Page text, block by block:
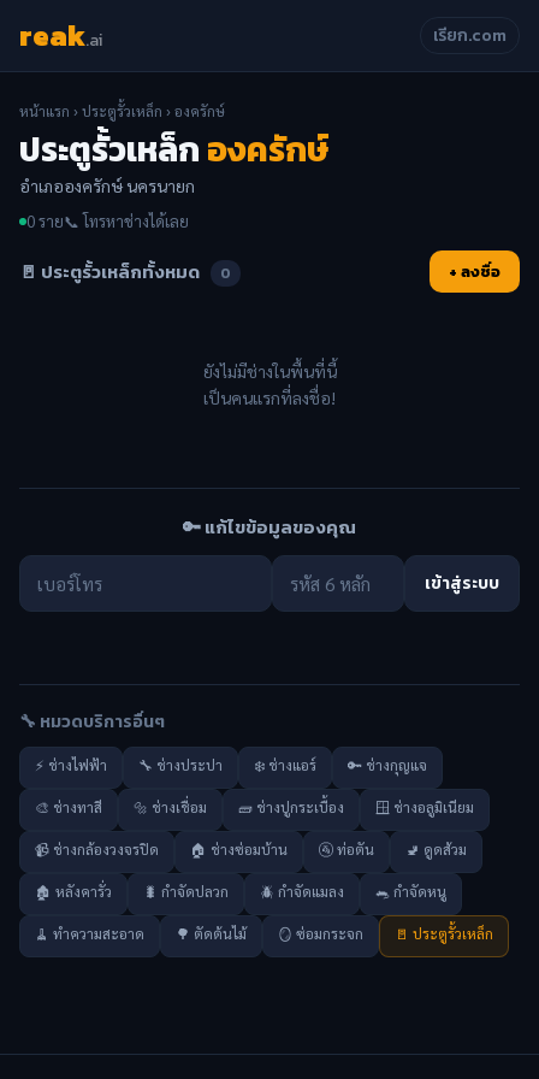
reak.ai เรียก.com
หน้าแรก ›ประตูรั้วเหล็ก › องครักษ์
ประตูรั้วเหล็กองครักษ์
อำเภอองครักษ์ นครนายก
0 ราย📞 โทรหาช่างได้เลย
🚪 ประตูรั้วเหล็กทั้งหมด 0 + ลงชื่อ
ยังไม่มีช่างในพื้นที่นี้
เป็นคนแรกที่ลงชื่อ!
🔑 แก้ไขข้อมูลของคุณ
เข้าสู่ระบบ
🔧 หมวดบริการอื่นๆ
⚡ ช่างไฟฟ้า 🔧 ช่างประปา ❄️ ช่างแอร์ 🔑 ช่างกุญแจ
🎨 ช่างทาสี 🔩 ช่างเชื่อม 🧱 ช่างปูกระเบื้อง 🪟 ช่างอลูมิเนียม
📹 ช่างกล้องวงจรปิด 🏠 ช่างซ่อมบ้าน 🚰 ท่อตัน 🚽 ดูดส้วม
🏚️ หลังคารั่ว 🐛 กำจัดปลวก 🪲 กำจัดแมลง 🐀 กำจัดหนู
🧹 ทำความสะอาด 🌳 ตัดต้นไม้ 🪞 ซ่อมกระจก 🚪 ประตูรั้วเหล็ก